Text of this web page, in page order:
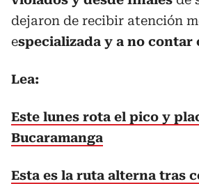
dejaron de recibir atención
especializada y a no contar
Lea:
Este lunes rota el pico y
Bucaramanga
Esta es la ruta alterna tras